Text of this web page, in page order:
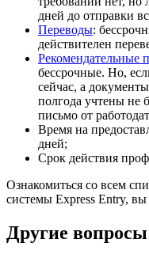
дней до отправки
Переводы:
действителен
Рекомендательные
бессрочные. Но,
сейчас, а
полгода учтены не
письмо от
Время на
дней;
Срок действия
Ознакомиться со всем
системы Express Entry,
Другие вопросы